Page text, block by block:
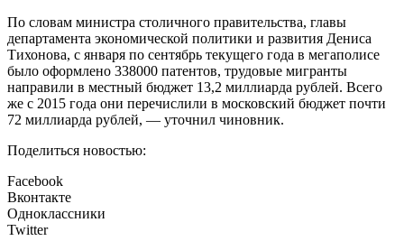
По словам министра столичного правительства, главы
департамента экономической политики и развития Дениса
Тихонова, с января по сентябрь текущего года в мегаполисе
было оформлено 338000 патентов, трудовые мигранты
направили в местный бюджет 13,2 миллиарда рублей. Всего
же с 2015 года они перечислили в московский бюджет почти
72 миллиарда рублей, — уточнил чиновник.
Поделиться новостью:
Facebook
Вконтакте
Одноклассники
Twitter